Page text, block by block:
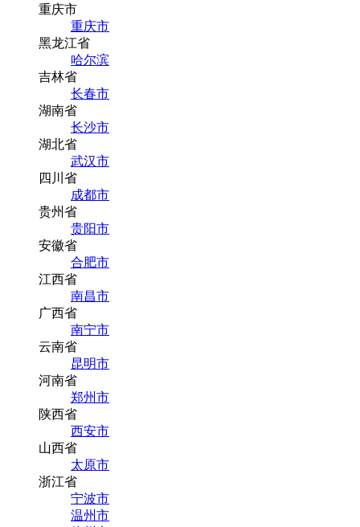
重庆市
重庆市
黑龙江省
哈尔滨
吉林省
长春市
湖南省
长沙市
湖北省
武汉市
四川省
成都市
贵州省
贵阳市
安徽省
合肥市
江西省
南昌市
广西省
南宁市
云南省
昆明市
河南省
郑州市
陕西省
西安市
山西省
太原市
浙江省
宁波市
温州市